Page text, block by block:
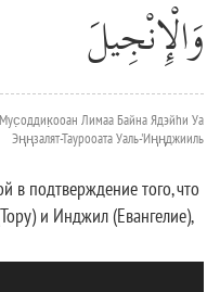
وَالْإِنْجِيلَ
Лимаа Байна Ядэйhи Уа
Эңңзалят-Таурооата Уаль-'Иңңджииль
в подтверждение того, что
и Инджил (Евангелие),